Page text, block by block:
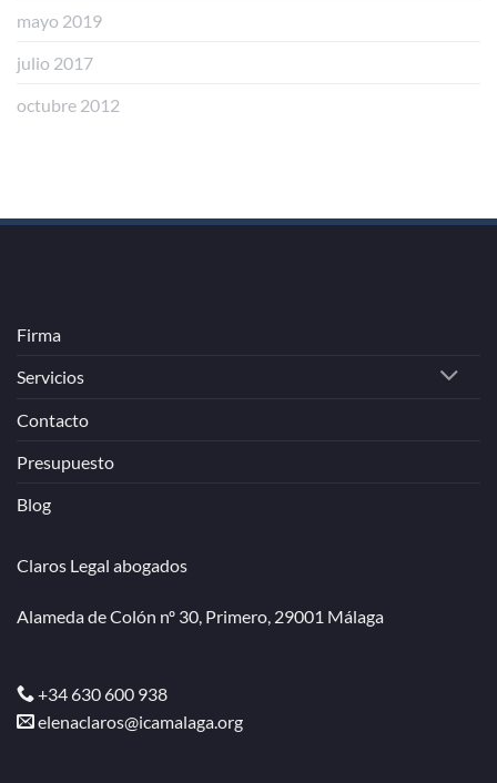
mayo 2019
julio 2017
octubre 2012
Firma
Servicios
Contacto
Presupuesto
Blog
Claros Legal abogados
Alameda de Colón nº 30, Primero, 29001 Málaga
+34 630 600 938
elenaclaros@icamalaga.org